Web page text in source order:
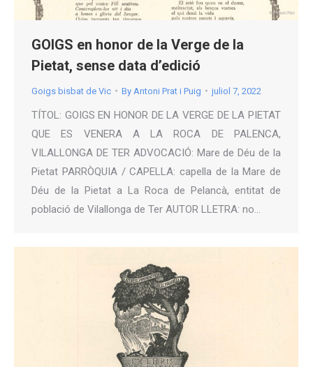
GOIGS en honor de la Verge de la
Pietat, sense data d’edició
Goigs bisbat de Vic By Antoni Prat i Puig juliol 7, 2022
TÍTOL: GOIGS EN HONOR DE LA VERGE DE LA PIETAT
QUE ES VENERA A LA ROCA DE PALENCA,
VILALLONGA DE TER ADVOCACIÓ: Mare de Déu de la
Pietat PARRÒQUIA / CAPELLA: capella de la Mare de
Déu de la Pietat a La Roca de Pelancà, entitat de
població de Vilallonga de Ter AUTOR LLETRA: no…